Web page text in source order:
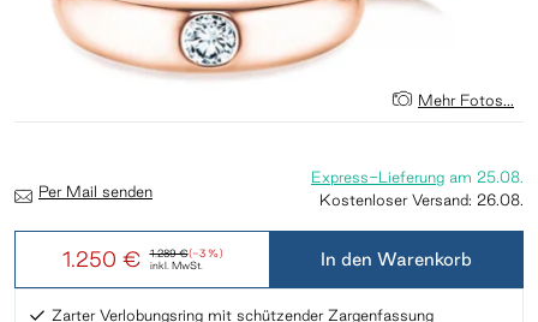
Mehr Fotos...
1.289 €(-3 %)
1.250 € inkl. MwSt.
Express-Lieferung am 25.08.
Kostenloser Versand: 26.08.
Per Mail senden
In den Warenkorb
Zarter Verlobungsring mit schützender Zargenfassung